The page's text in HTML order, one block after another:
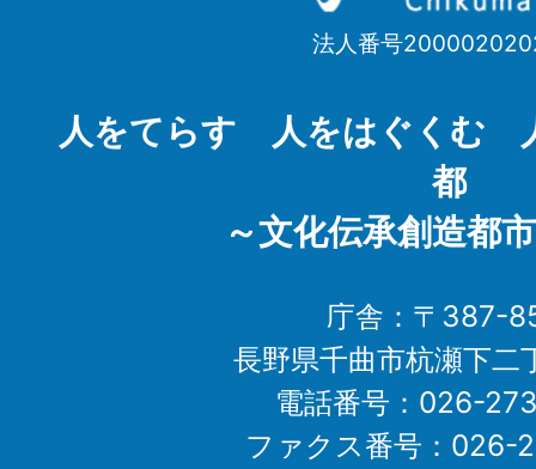
Chikuma
法人番号
人をてらす 人をはぐくむ
都
～文化伝承創造都
庁舎：〒387-
長野県千曲市杭瀬下二
電話番号：026-
ファクス番号：026-